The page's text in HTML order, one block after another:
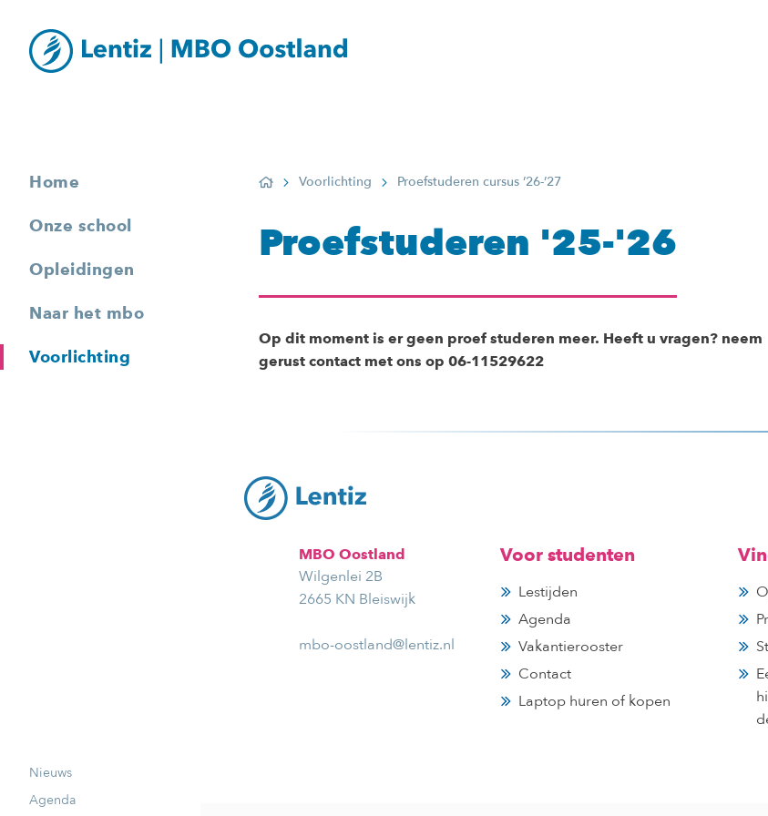
Home
Onze school
Opleidingen
Naar het mbo
Voorlichting
Nieuws
Agenda
HomeVoorlichting Proefstuderen cursus ’26-’27
Proefstuderen '25-'26
Op dit moment is er geen proef studeren meer. Heeft u vragen? neem
gerust contact met ons op 06-11529622
MBO Oostland
Wilgenlei 2B
2665 KN Bleiswijk
mbo-oostland@lentiz.nl
Voor studenten
Lestijden
Agenda
Vakantierooster
Contact
Laptop huren of kopen